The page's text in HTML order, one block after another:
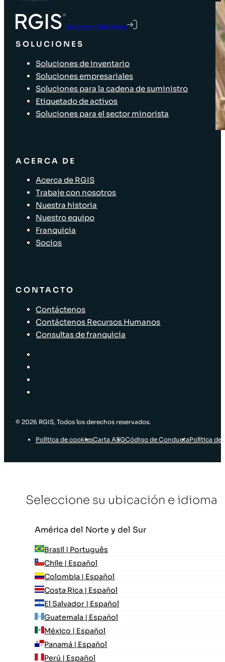
Acceso Clientes
SOLUCIONES
Soluciones de inventario
Soluciones empresariales
Soluciones para la cadena de suministro
Etiquetado de activos
Soluciones para el sector minorista
ACERCA DE
Acerca de RGIS
Trabaje con nosotros
Nuestra historia
Nuestro equipo
Franquicia
Socios
CONTACTO
Contáctenos
Contáctenos Recursos Humanos
Consultas de franquicia
© 2026 RGIS, Todos los derechos reservados.
Política de cookiesCarta ASGCódigo de ConductaPolítica de
Seleccione su ubicación e idioma
América del Norte y del Sur
Brasil | Português
Chile | Español
Colombia | Español
Costa Rica | Español
El Salvador | Español
Guatemala | Español
México | Español
Panamá | Español
Perú | Español